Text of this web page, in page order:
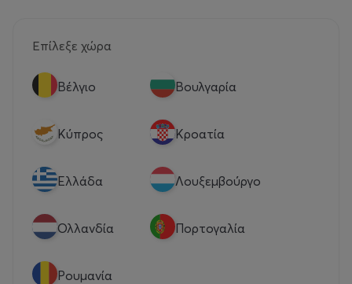
Επίλεξε χώρα
Βέλγιο Βουλγαρία
Κύπρος Κροατία
Eλλάδα Λουξεμβούργο
Ολλανδία Πορτογαλία
Ρουμανία